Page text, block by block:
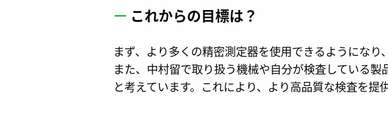
ー これからの目標は？
まず、より多くの精密測定器を使用できるようになり
また、中村留で取り扱う機械や自分が検査している
と考えています。これにより、より高品質な検査を提